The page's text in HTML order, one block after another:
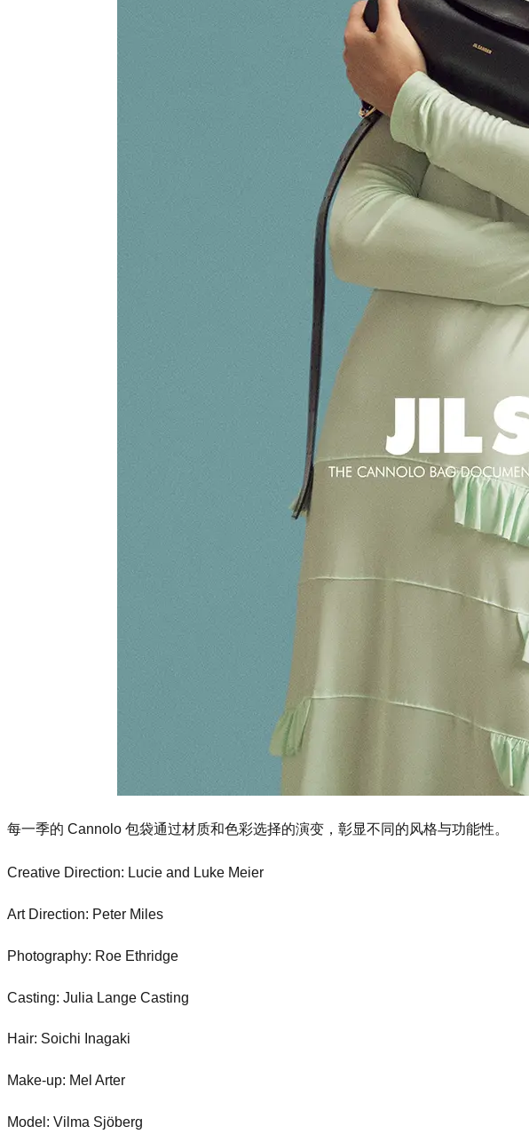
每一季的 Cannolo 包袋通过材质和色彩选择的演变，彰显不同的风格与功能性。
Creative Direction: Lucie and Luke Meier
Art Direction: Peter Miles
Photography: Roe Ethridge
Casting: Julia Lange Casting
Hair: Soichi Inagaki
Make-up: Mel Arter
Model: Vilma Sjöberg